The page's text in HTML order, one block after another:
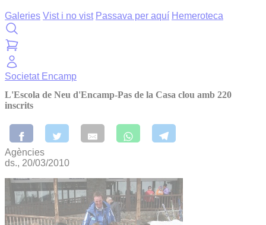
Galeries Vist i no vist Passava per aquí Hemeroteca
Societat Encamp
L'Escola de Neu d'Encamp-Pas de la Casa clou amb 220
inscrits
Agències
ds., 20/03/2010